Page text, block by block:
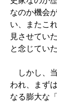
なのか機会
い、またこ
見させてい
と念じていた
しかし、
われ、まず
なる膨大な